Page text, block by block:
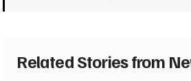
Related Stories from